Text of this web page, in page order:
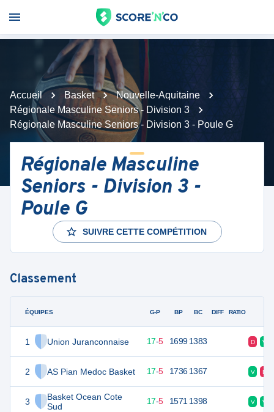
Accueil Basket
Nouvelle-Aquitaine
Régionale Masculine Seniors - Division 3
Régionale Masculine Seniors - Division 3 - Poule G
Régionale Masculine
Seniors - Division 3 -
Poule G
SUIVRE CETTE COMPÉTITION
Classement
ÉQUIPES
1 Union Juranconnaise
2 AS Pian Medoc Basket
3
Basket Ocean Cote
Sud
G-P BP BC DIFF RATIO
39 22 17-5 1699 1383 D V
39 22 17-5 1736 1367 V D
39 17-5 1571 1398 V V